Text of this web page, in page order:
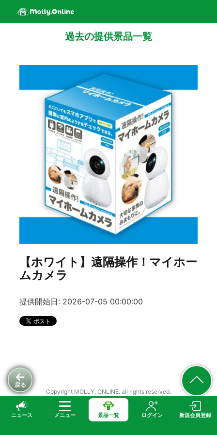
ニュース メニュー 景品一覧 ログイン 新規会員登録
戻る
過去の提供景品一覧
【ホワイト】遠隔操作！マイホー
ムカメラ
提供開始日: 2026-07-05 00:00:00
Copyright MOLLY. ONLINE. all rights reserved.